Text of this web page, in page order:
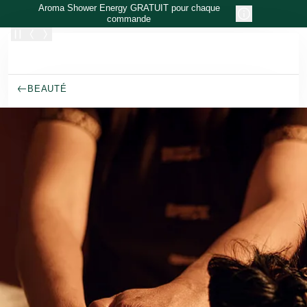
Allez au contenu principal
Aroma Shower Energy GRATUIT pour chaque
commande
BEAUTÉ